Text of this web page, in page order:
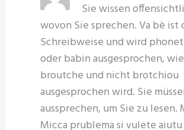
Sie wissen
wovon Sie sprechen. Va bè
Schreibweise und wird
oder babin ausgesprochen,
broutche und nicht brotchiou
ausgesprochen wird. Sie
aussprechen, um Sie zu lesen.
Micca prublema si vulete aiutu